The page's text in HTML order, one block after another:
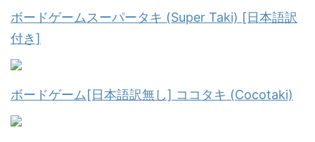
ボードゲームスーパータキ (Super Taki) [日本語訳
付き]
ボードゲーム[日本語訳無し] ココタキ (Cocotaki)